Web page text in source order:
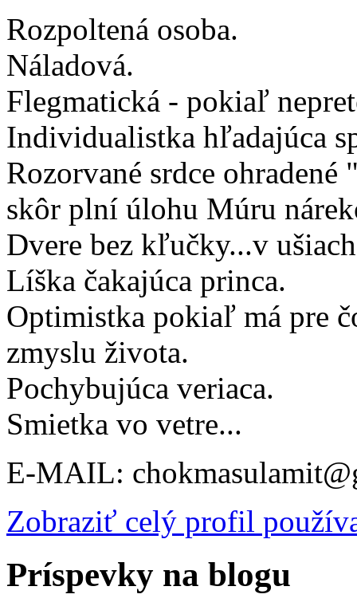
Rozpoltená osoba.
Náladová.
Flegmatická - pokiaľ
Individualistka hľadajúca
Rozorvané srdce
skôr plní úlohu Múru
Dvere bez kľučky...v
Líška čakajúca princa.
Optimistka pokiaľ má pre
zmyslu života.
Pochybujúca veriaca.
Smietka vo vetre...
E-MAIL:
Zobraziť celý profil
Príspevky na blogu